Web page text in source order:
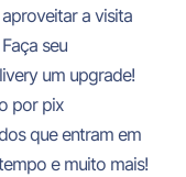
a visita
seu
um upgrade!
por pix
que entram em
e muito mais!